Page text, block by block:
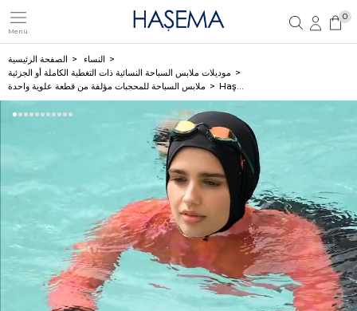
Menü
تسجيل دخول العضو
0
الصفحة الرئيسية
النساء
موديلات ملابس السباحة النسائية ذات التغطية الكاملة أو الجزئية
ملابس السباحة للمحجبات مؤلفة من قطعة علوية واحدة
Haşema كنزة سباحة للمحجبات مع فيست فوشي وبرتقالي سلسلة Esila 2934